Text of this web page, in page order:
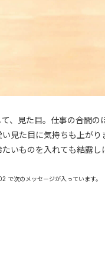
、見た目。仕事の合間
見た目に気持ちも上が
いものを入れても結露
で次のメッセージが入っています。